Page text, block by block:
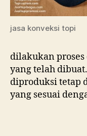
jasa konveksi topi
dilakukan
yang telah
diproduksi tetap
yang sesuai